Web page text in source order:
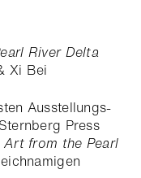
River Delta
Xi Bei
Ausstellungs-
Press
Art from the Pearl